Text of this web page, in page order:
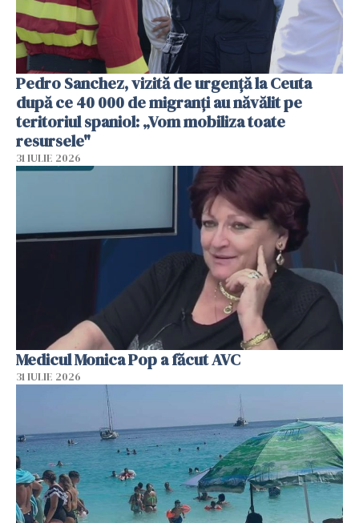
Pedro Sanchez, vizită de urgență la Ceuta
după ce 40 000 de migranți au năvălit pe
teritoriul spaniol: „Vom mobiliza toate
resursele"
31 IULIE 2026
Medicul Monica Pop a făcut AVC
31 IULIE 2026